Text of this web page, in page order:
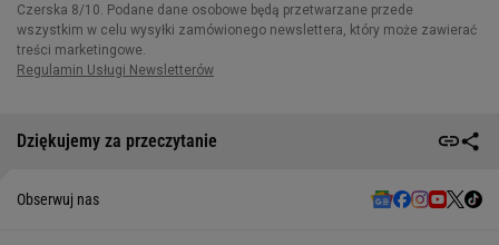
Dziękujemy za przeczytanie
Obserwuj nas